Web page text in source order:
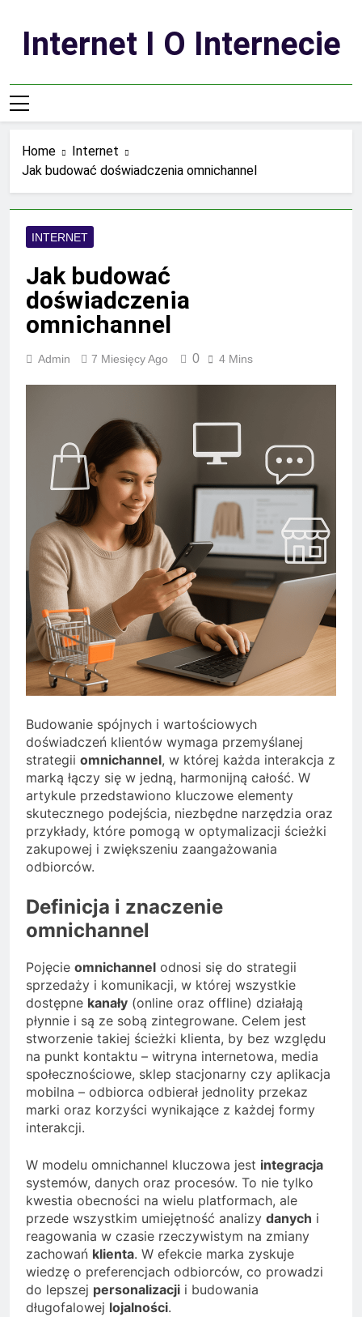
contentInternet I O Internecie
Home
Internet
Jak budować doświadczenia omnichannel
INTERNET
Jak budować
doświadczenia
omnichannel
Admin 7 Miesięcy Ago 0 4 Mins
Budowanie spójnych i wartościowych
doświadczeń klientów wymaga przemyślanej
strategii omnichannel, w której każda interakcja z
marką łączy się w jedną, harmonijną całość. W
artykule przedstawiono kluczowe elementy
skutecznego podejścia, niezbędne narzędzia oraz
przykłady, które pomogą w optymalizacji ścieżki
zakupowej i zwiększeniu zaangażowania
odbiorców.
Definicja i znaczenie
omnichannel
Pojęcie omnichannel odnosi się do strategii
sprzedaży i komunikacji, w której wszystkie
dostępne kanały (online oraz offline) działają
płynnie i są ze sobą zintegrowane. Celem jest
stworzenie takiej ścieżki klienta, by bez względu
na punkt kontaktu – witryna internetowa, media
społecznościowe, sklep stacjonarny czy aplikacja
mobilna – odbiorca odbierał jednolity przekaz
marki oraz korzyści wynikające z każdej formy
interakcji.
W modelu omnichannel kluczowa jest integracja
systemów, danych oraz procesów. To nie tylko
kwestia obecności na wielu platformach, ale
przede wszystkim umiejętność analizy danych i
reagowania w czasie rzeczywistym na zmiany
zachowań klienta. W efekcie marka zyskuje
wiedzę o preferencjach odbiorców, co prowadzi
do lepszej personalizacji i budowania
długofalowej lojalności.